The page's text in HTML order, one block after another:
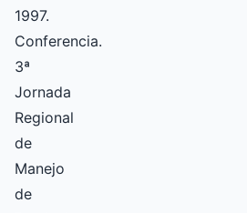
1997.
Conferencia.
3ª
Jornada
Regional
de
Manejo
de